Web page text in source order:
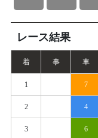
レース結果
着 事 車
1 7
2 4
3 6